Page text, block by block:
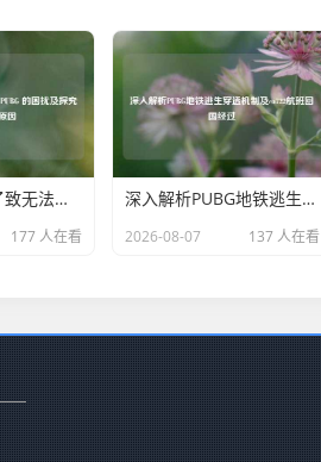
解决 QQ 登不了致无法畅玩 PUBG 的困扰及探究登不了游戏原因
177 人在看
深入解析PUBG地铁逃生穿透机制及ca722航班回国经过
2026-08-07 137 人在看